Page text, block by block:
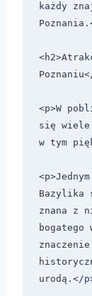
każdy
<p>W
się wiele
w tym
Bazylika
znana z
urodą.</